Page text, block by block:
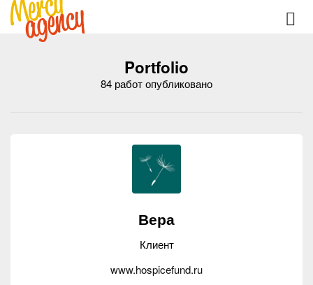
Portfolio
84 работ опубликовано
Вера
Клиент
www.hospicefund.ru